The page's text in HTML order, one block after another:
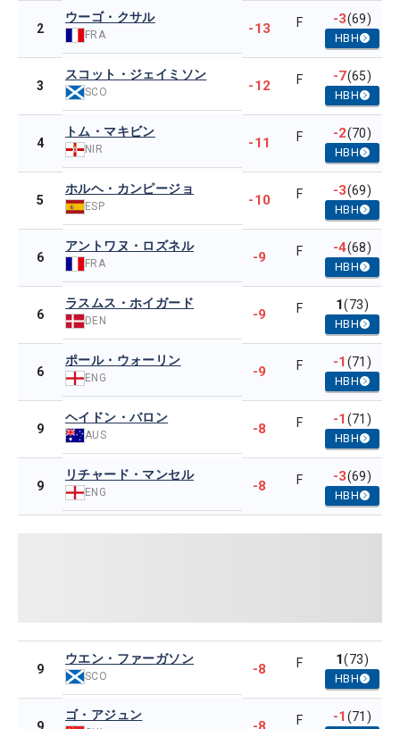
2
ウーゴ・クサル
FRA -13 F -3(69)
HBH
3
スコット・ジェイミソン
SCO -12 F -7(65)
HBH
4
トム・マキビン
NIR -11 F -2(70)
HBH
5
ホルヘ・カンピージョ
ESP -10 F -3(69)
HBH
6
アントワヌ・ロズネル
FRA -9 F -4(68)
HBH
6
ラスムス・ホイガード
DEN -9 F 1(73)
HBH
6
ポール・ウォーリン
ENG -9 F -1(71)
HBH
9
ヘイドン・バロン
AUS -8 F -1(71)
HBH
9
リチャード・マンセル
ENG -8 F -3(69)
HBH
9
ウエン・ファーガソン
SCO -8 F 1(73)
HBH
ゴ・アジュン F -1(71)